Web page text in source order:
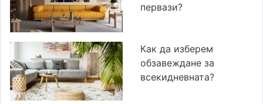
первази?
Как да изберем
обзавеждане за
всекидневната?